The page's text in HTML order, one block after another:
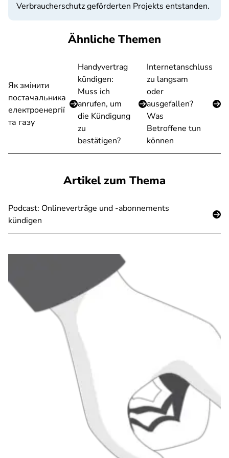
Verbraucherschutz geförderten Projekts entstanden.
Ähnliche Themen
Як змінити
постачальника
електроенергії
та газу
Handyvertrag
kündigen:
Muss ich
anrufen, um
die Kündigung
zu
bestätigen?
Internetanschluss
zu langsam
oder
ausgefallen?
Was
Betroffene tun
können
Artikel zum Thema
Podcast: Onlineverträge und -abonnements
kündigen